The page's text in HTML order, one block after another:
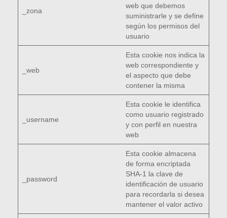
_zona
web que debemos
suministrarle y se define
según los permisos del
usuario
_web
Esta cookie nos indica la
web correspondiente y
el aspecto que debe
contener la misma
_username
Esta cookie le identifica
como usuario registrado
y con perfil en nuestra
web
_password
Esta cookie almacena
de forma encriptada
SHA-1 la clave de
identificación de usuario
para recordarla si desea
mantener el valor activo